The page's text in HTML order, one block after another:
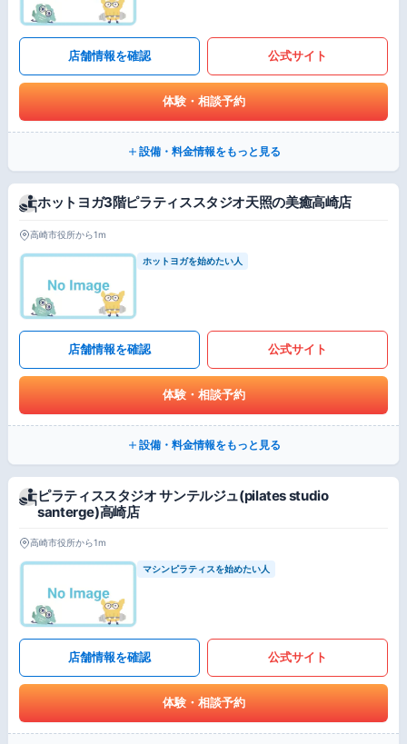
店舗情報を確認 公式サイト
体験・相談予約
設備・料金情報をもっと見る
ホットヨガ3階ピラティススタジオ天照の美癒高崎店
高崎市役所から1m
ホットヨガを始めたい人
店舗情報を確認 公式サイト
体験・相談予約
設備・料金情報をもっと見る
ピラティススタジオ サンテルジュ(pilates studio
santerge)高崎店
高崎市役所から1m
マシンピラティスを始めたい人
店舗情報を確認 公式サイト
体験・相談予約